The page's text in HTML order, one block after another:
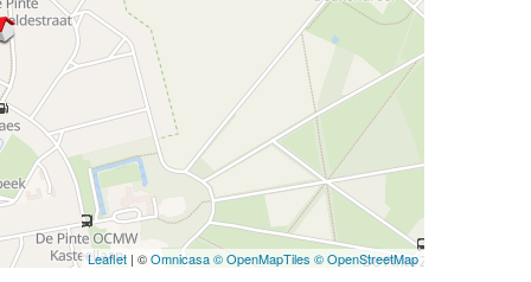
Leaflet | ©Omnicasa ©OpenMapTiles ©OpenStreetMap